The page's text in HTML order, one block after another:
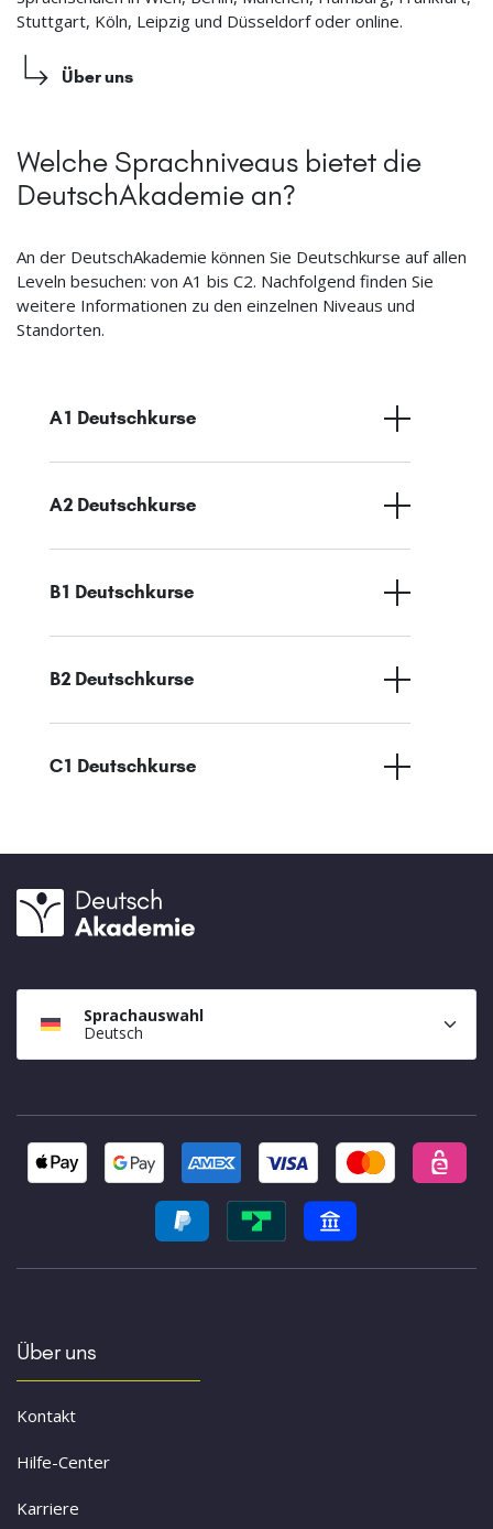
Stuttgart, Köln, Leipzig und Düsseldorf oder online.
Über uns
Welche Sprachniveaus bietet die
DeutschAkademie an?
An der DeutschAkademie können Sie Deutschkurse auf allen
Leveln besuchen: von A1 bis C2. Nachfolgend finden Sie
weitere Informationen zu den einzelnen Niveaus und
Standorten.
A1 Deutschkurse
A2 Deutschkurse
B1 Deutschkurse
B2 Deutschkurse
C1 Deutschkurse
Sprachauswahl
Deutsch
Über uns
Kontakt
Hilfe-Center
Karriere